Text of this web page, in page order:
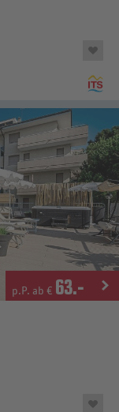
p.P. ab € 63.-